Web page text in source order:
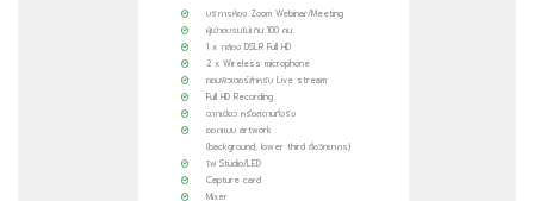
บริการห้อง Zoom Webinar/Meeting
ผู้เข้าอบรมไม่เกิน 100 คน
1 x กล้อง DSLR Full HD
2 x Wireless microphone
คอมพิวเตอร์สำหรับ Live stream
Full HD Recording
ฉากเขียว หรือสถานที่จริง
ออกแบบ artwork
(background, lower third ชื่อวิทยากร)
ไฟ Studio/LED
Capture card
Mixer